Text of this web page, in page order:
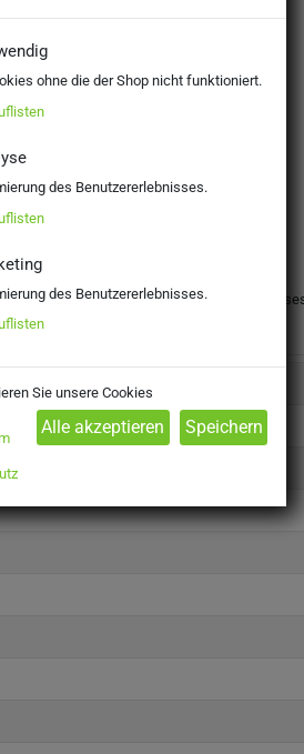
bestätigen Sie, dass Sie das für
ohne die der Shop nicht funktioniert.
des Benutzererlebnisses.
des Benutzererlebnisses.
Sie unsere Cookies